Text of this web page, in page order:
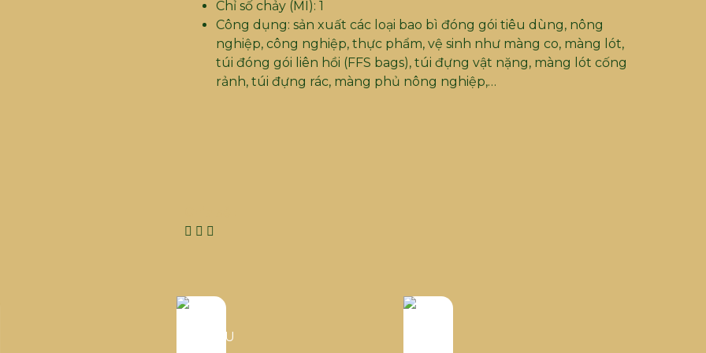
Chỉ số chảy (MI): 1
Công dụng: sản xuất các loại bao bì đóng gói tiêu dùng, nông
nghiệp, công nghiệp, thực phẩm, vệ sinh như màng co, màng lót,
túi đóng gói liên hồi (FFS bags), túi đựng vật nặng, màng lót cống
rảnh, túi đựng rác, màng phủ nông nghiệp,…